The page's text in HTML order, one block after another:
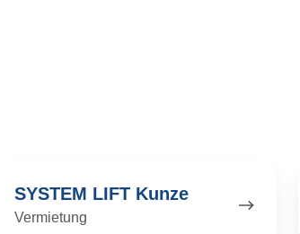
SYSTEM LIFT Kunze
Vermietung
LIFT
Kunze